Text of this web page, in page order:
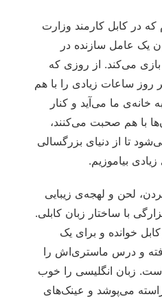
در کابل کارمند وزارت
یک عامل سازنده در
می‌کند. از روزی که
روز ساعات زیادی را با هم
ما می‌آید و کنار
با هم صحبت می‌کنند،
تا از دنیای بزرگسالی
بیاموزیم.
لحن و لهجه‌ی زیبایی
با ساختار زبان کابلی.
خوانده و برای یک
و درس ماستری‌اش را
زبان انگلیسی را خوب
می‌پوشد و عینک‌های